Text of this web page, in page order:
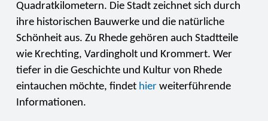
Quadratkilometern. Die Stadt zeichnet sich durch
ihre historischen Bauwerke und die natürliche
Schönheit aus. Zu Rhede gehören auch Stadtteile
wie Krechting, Vardingholt und Krommert. Wer
tiefer in die Geschichte und Kultur von Rhede
eintauchen möchte, findet hierweiterführende
Informationen.